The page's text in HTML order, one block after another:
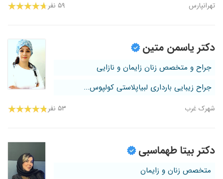
تهرانپارس ۵۹ نفر
دکتر یاسمن متین
جراح و متخصص زنان زایمان و نازایی
جراح زیبایی بارداری لبیاپلاستی کولپوس...
شهرک غرب ۵۳ نفر
دکتر بیتا طهماسبی
متخصص زنان و زایمان